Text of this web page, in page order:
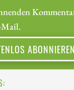
Mail.
ABONNIEREN